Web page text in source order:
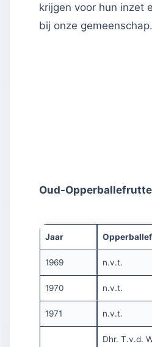
krijgen voor hun inzet
bij onze gemeenschap.
Oud-
Jaar
1969 n.v.t.
1970 n.v.t.
1971 n.v.t.
Dhr. T.v.d.